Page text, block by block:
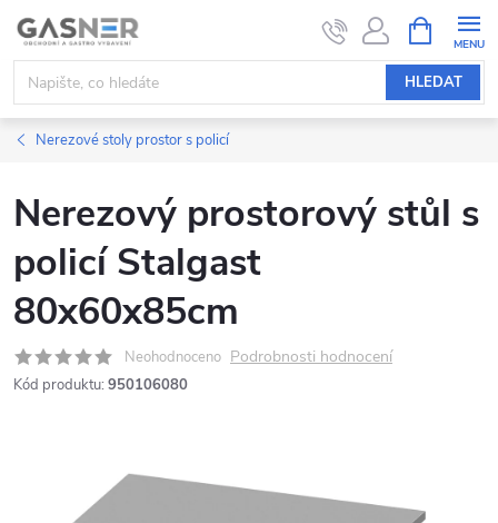
Přejít
obsah
HLEDAT
NÁKUPNÍ
KOŠÍK
Nerezové stoly prostor s policí
Nerezový prostorový stůl s
policí Stalgast
80x60x85cm
Neohodnoceno Podrobnosti hodnocení
Kód produktu: 950106080